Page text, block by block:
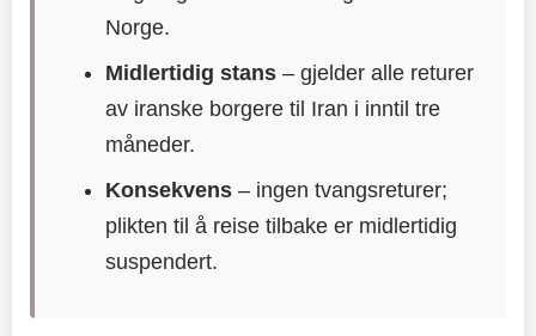
Norge.
Midlertidig stans – gjelder alle returer
av iranske borgere til Iran i inntil tre
måneder.
Konsekvens – ingen tvangsreturer;
plikten til å reise tilbake er midlertidig
suspendert.